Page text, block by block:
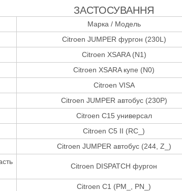
ЗАСТОСУВАННЯ
Марка / Модель
Citroen JUMPER фургон (230L)
Citroen XSARA (N1)
Citroen XSARA купе (N0)
Citroen VISA
Citroen JUMPER автобус (230P)
Citroen C15 универсал
Citroen C5 II (RC_)
Citroen JUMPER автобус (244, Z_)
Citroen DISPATCH фургон
Citroen C1 (PM_, PN_)